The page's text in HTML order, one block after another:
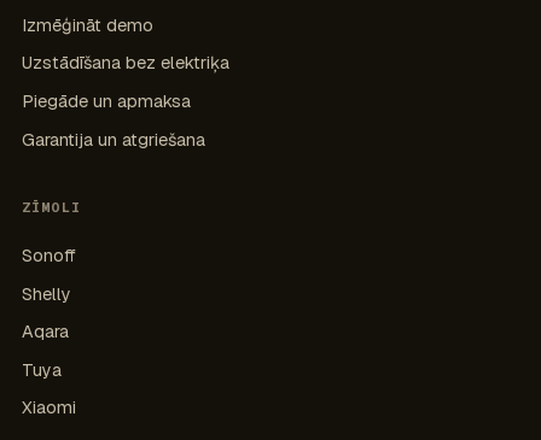
Izmēģināt demo
Uzstādīšana bez elektriķa
Piegāde un apmaksa
Garantija un atgriešana
ZĪMOLI
Sonoff
Shelly
Aqara
Tuya
Xiaomi